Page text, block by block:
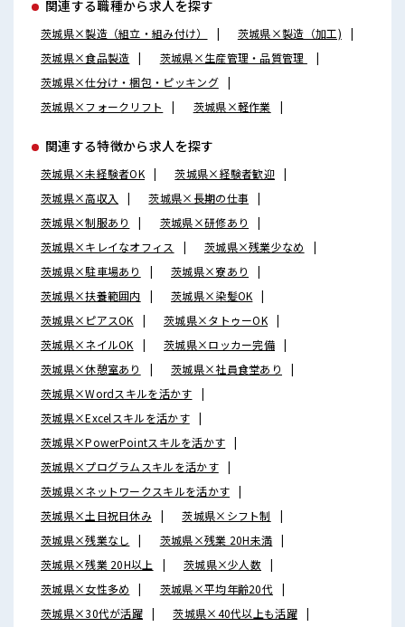
関連する職種から求人を探す
茨城県×製造（組立・組み付け）
茨城県×製造（加工)
茨城県×食品製造
茨城県×生産管理・品質管理
茨城県×仕分け・梱包・ピッキング
茨城県×フォークリフト
茨城県×軽作業
関連する特徴から求人を探す
茨城県×未経験者OK
茨城県×経験者歓迎
茨城県×高収入
茨城県×長期の仕事
茨城県×制服あり
茨城県×研修あり
茨城県×キレイなオフィス
茨城県×残業少なめ
茨城県×駐車場あり
茨城県×寮あり
茨城県×扶養範囲内
茨城県×染髪OK
茨城県×ピアスOK
茨城県×タトゥーOK
茨城県×ネイルOK
茨城県×ロッカー完備
茨城県×休憩室あり
茨城県×社員食堂あり
茨城県×Wordスキルを活かす
茨城県×Excelスキルを活かす
茨城県×PowerPointスキルを活かす
茨城県×プログラムスキルを活かす
茨城県×ネットワークスキルを活かす
茨城県×土日祝日休み
茨城県×シフト制
茨城県×残業なし
茨城県×残業 20H未満
茨城県×残業 20H以上
茨城県×少人数
茨城県×女性多め
茨城県×平均年齢20代
茨城県×30代が活躍
茨城県×40代以上も活躍